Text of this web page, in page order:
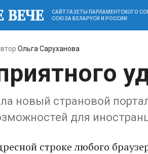
САЙТ ГАЗЕТЫ ПАРЛАМЕНТСКОГО
СОЮЗА БЕЛАРУСИ И РОССИИ
Ольга Саруханова
новый страновой
для
строке любого